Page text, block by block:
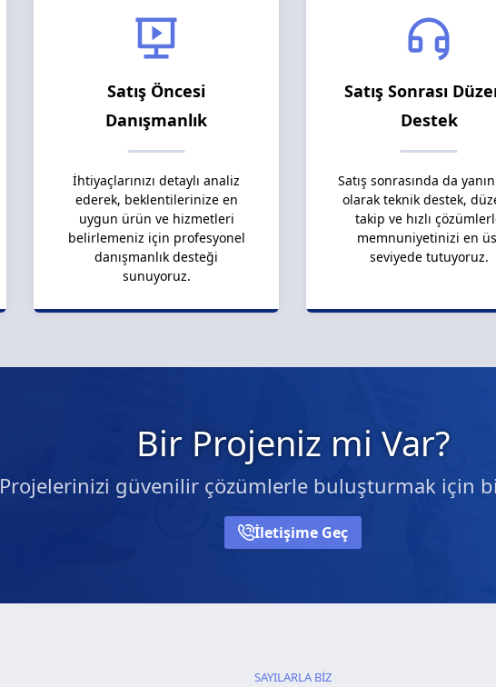
Satış Öncesi
Danışmanlık
İhtiyaçlarınızı detaylı analiz
ederek, beklentilerinize en
uygun ürün ve hizmetleri
belirlemeniz için profesyonel
danışmanlık desteği
sunuyoruz.
Satış Sonrası
Destek
Satış sonrasında da
olarak teknik destek,
takip ve hızlı
memnuniyetinizi en
seviyede tutuyoruz.
Bir Projeniz mi Var?
Projelerinizi güvenilir çözümlerle buluşturmak için
İletişime Geç
SAYILARLA BİZ